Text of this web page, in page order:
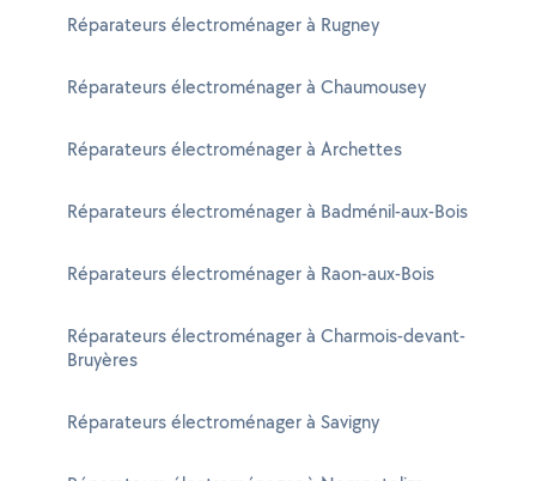
Réparateurs électroménager à Rugney
Réparateurs électroménager à Chaumousey
Réparateurs électroménager à Archettes
Réparateurs électroménager à Badménil-aux-Bois
Réparateurs électroménager à Raon-aux-Bois
Réparateurs électroménager à Charmois-devant-
Bruyères
Réparateurs électroménager à Savigny